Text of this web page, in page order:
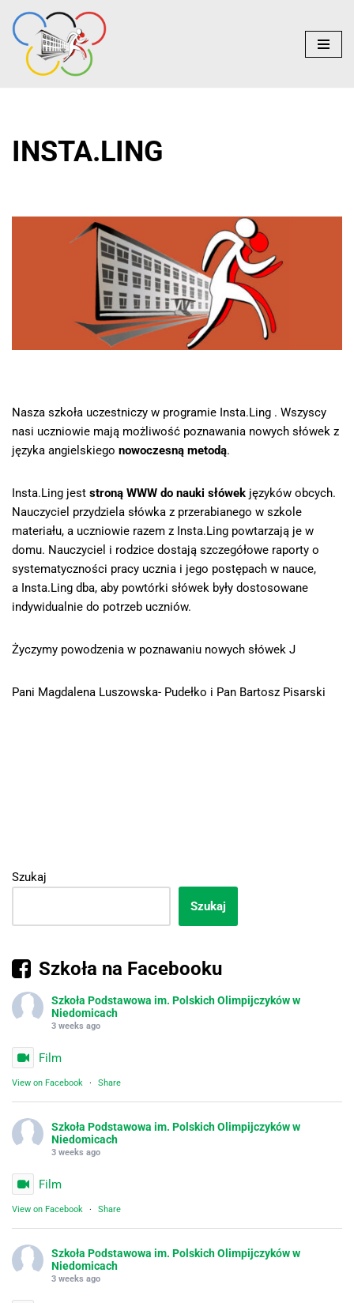
treści
Przejdź
treści
INSTA.LING
Nasza szkoła uczestniczy w programie Insta.Ling . Wszyscy
nasi uczniowie mają możliwość poznawania nowych słówek z
języka angielskiego nowoczesną metodą.
Insta.Ling jest stroną WWW do nauki słówek języków obcych.
Nauczyciel przydziela słówka z przerabianego w szkole
materiału, a uczniowie razem z Insta.Ling powtarzają je w
domu. Nauczyciel i rodzice dostają szczegółowe raporty o
systematyczności pracy ucznia i jego postępach w nauce,
a Insta.Ling dba, aby powtórki słówek były dostosowane
indywidualnie do potrzeb uczniów.
Życzymy powodzenia w poznawaniu nowych słówek J
Pani Magdalena Luszowska- Pudełko i Pan Bartosz Pisarski
Szukaj
Szukaj
Szkoła na Facebooku
Szkoła Podstawowa im. Polskich Olimpijczyków w
Niedomicach
3 weeks ago
Film
View on Facebook · Share
Szkoła Podstawowa im. Polskich Olimpijczyków w
Niedomicach
3 weeks ago
Film
View on Facebook · Share
Szkoła Podstawowa im. Polskich Olimpijczyków w
Niedomicach
3 weeks ago